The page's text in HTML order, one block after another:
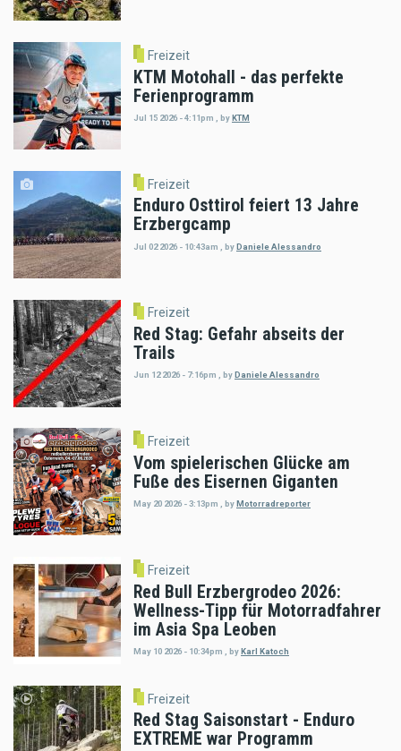
Freizeit
KTM Motohall - das perfekte
Ferienprogramm
Jul 15 2026 - 4:11pm byKTM
Freizeit
Enduro Osttirol feiert 13 Jahre
Erzbergcamp
Jul 02 2026 - 10:43am byDaniele Alessandro
Freizeit
Red Stag: Gefahr abseits der
Trails
Jun 12 2026 - 7:16pm , by Daniele Alessandro
Freizeit
Vom spielerischen Glücke am
Fuße des Eisernen Giganten
May 20 2026 - 3:13pm byMotorradreporter
Freizeit
Red Bull Erzbergrodeo 2026:
Wellness-Tipp für Motorradfahrer
im Asia Spa Leoben
May 10 2026 - 10:34pm byKarl Katoch
Freizeit
Red Stag Saisonstart - Enduro
EXTREME war Programm